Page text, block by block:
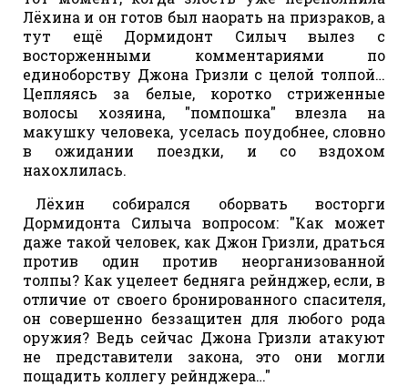
Лёхина и он готов был наорать на призраков, а
тут ещё Дормидонт Силыч вылез с
восторженными комментариями по
единоборству Джона Гризли с целой толпой…
Цепляясь за белые, коротко стриженные
волосы хозяина, "помпошка" влезла на
макушку человека, уселась поудобнее, словно
в ожидании поездки, и со вздохом
нахохлилась.
Лёхин собирался оборвать восторги
Дормидонта Силыча вопросом: "Как может
даже такой человек, как Джон Гризли, драться
против один против неорганизованной
толпы? Как уцелеет бедняга рейнджер, если, в
отличие от своего бронированного спасителя,
он совершенно беззащитен для любого рода
оружия? Ведь сейчас Джона Гризли атакуют
не представители закона, это они могли
пощадить коллегу рейнджера…"